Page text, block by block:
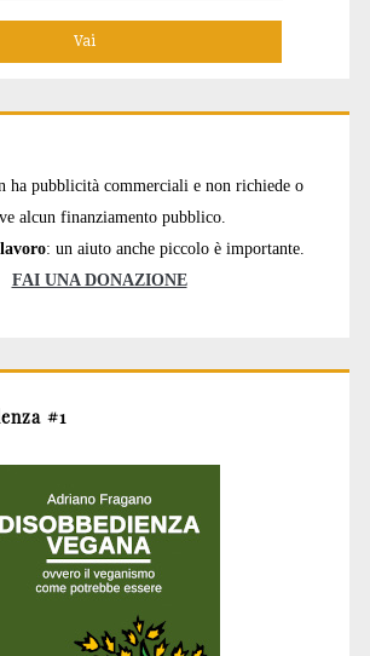
ha pubblicità commerciali e non richiede o
alcun finanziamento pubblico.
: un aiuto anche piccolo è importante.
FAI UNA DONAZIONE
#1